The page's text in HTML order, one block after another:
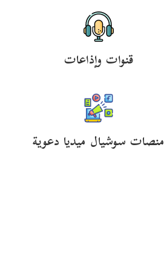
قنوات وإذاعات
منصات سوشيال ميديا دعوية